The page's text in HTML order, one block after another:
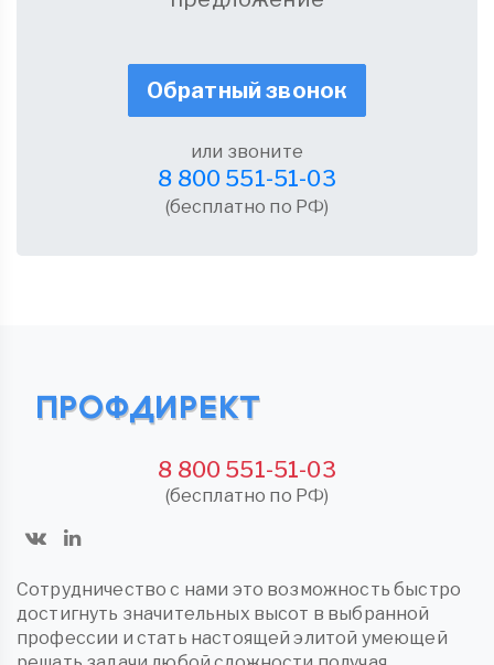
Обратный звонок
или звоните
8 800 551-51-03
(бесплатно по РФ)
8 800 551-51-03
(бесплатно по РФ)
Сотрудничество с нами это возможность быстро
достигнуть значительных высот в выбранной
профессии и стать настоящей элитой умеющей